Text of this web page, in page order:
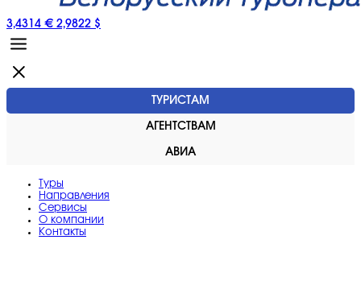
3,4314 € 2,9822 $
ТУРИСТАМ
АГЕНТСТВАМ
АВИА
Туры
Направления
Сервисы
O компании
Контакты